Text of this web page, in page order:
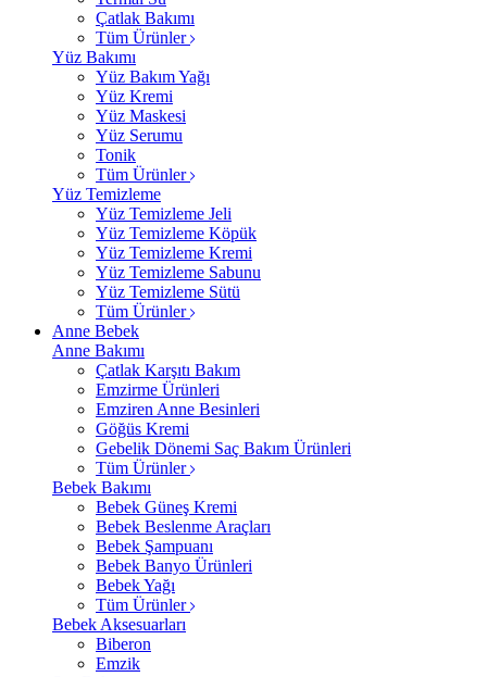
Çatlak Bakımı
Tüm Ürünler
Yüz Bakımı
Yüz Bakım Yağı
Yüz Kremi
Yüz Maskesi
Yüz Serumu
Tonik
Tüm Ürünler
Yüz Temizleme
Yüz Temizleme Jeli
Yüz Temizleme Köpük
Yüz Temizleme Kremi
Yüz Temizleme Sabunu
Yüz Temizleme Sütü
Tüm Ürünler
Anne Bebek
Anne Bakımı
Çatlak Karşıtı Bakım
Emzirme Ürünleri
Emziren Anne Besinleri
Göğüs Kremi
Gebelik Dönemi Saç Bakım Ürünleri
Tüm Ürünler
Bebek Bakımı
Bebek Güneş Kremi
Bebek Beslenme Araçları
Bebek Şampuanı
Bebek Banyo Ürünleri
Bebek Yağı
Tüm Ürünler
Bebek Aksesuarları
Biberon
Emzik